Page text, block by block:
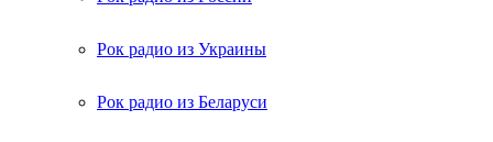
Рок радио из Украины
Рок радио из Беларуси